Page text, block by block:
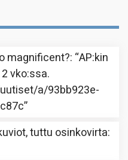
magnificent?: “AP:kin
vko:ssa.
a/93bb923e-
”
tuttu osinkovirta: